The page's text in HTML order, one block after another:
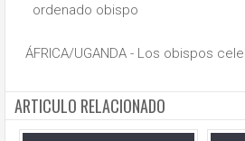
ordenado obispo
ÁFRICA/UGANDA - Los obispos
ARTICULO RELACIONADO